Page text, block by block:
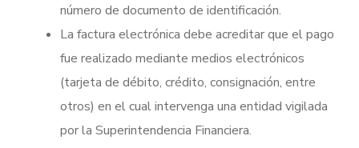
número de documento de identificación.
La factura electrónica debe acreditar que el pago
fue realizado mediante medios electrónicos
(tarjeta de débito, crédito, consignación, entre
otros) en el cual intervenga una entidad vigilada
por la Superintendencia Financiera.